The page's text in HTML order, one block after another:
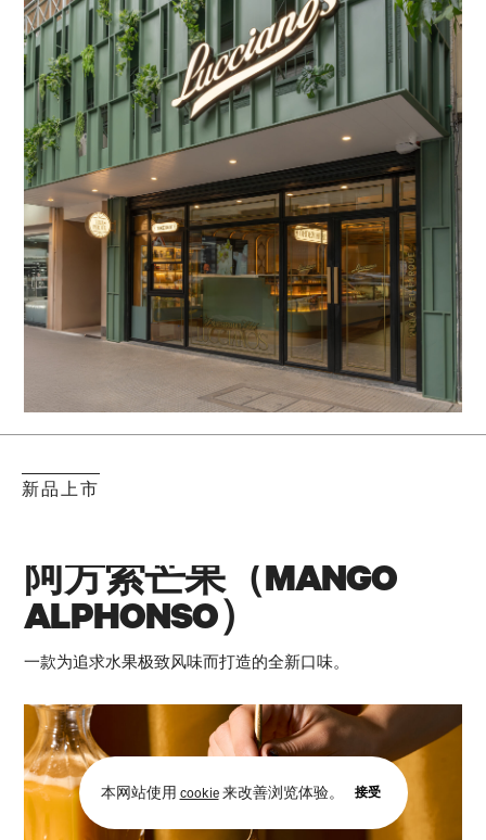
本网站使用cookie来改善浏览体验。 接受
新品上市
阿方索芒果（MANGO
ALPHONSO）
一款为追求水果极致风味而打造的全新口味。